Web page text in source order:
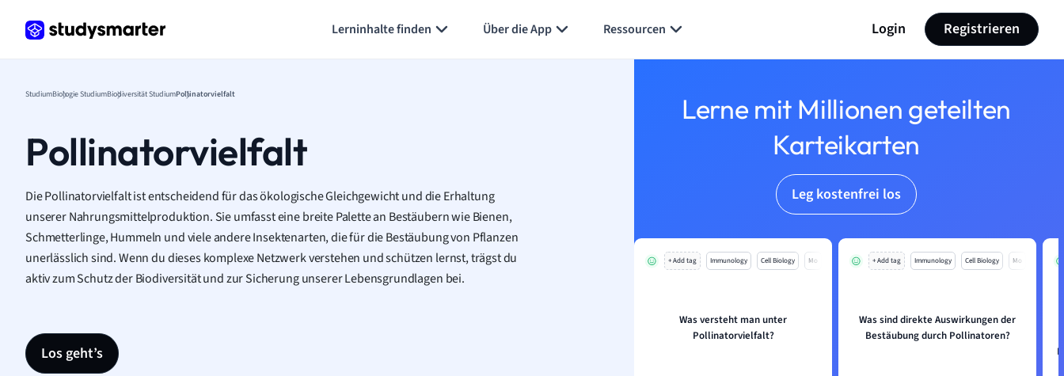
Lerninhalte finden Über die App Ressourcen Login Registrieren
StudiumBiologie StudiumBiodiversität StudiumPollinatorvielfalt
Pollinatorvielfalt
Die Pollinatorvielfalt ist entscheidend für das ökologische Gleichgewicht und die Erhaltung
unserer Nahrungsmittelproduktion. Sie umfasst eine breite Palette an Bestäubern wie Bienen,
Schmetterlinge, Hummeln und viele andere Insektenarten, die für die Bestäubung von Pflanzen
unerlässlich sind. Wenn du dieses komplexe Netzwerk verstehen und schützen lernst, trägst du
aktiv zum Schutz der Biodiversität und zur Sicherung unserer Lebensgrundlagen bei.
Los geht’s
Lerne mit Millionen geteilten
Karteikarten
Leg kostenfrei los
+ Add tag Immunology Cell Biology Mo
Was versteht man unter
Pollinatorvielfalt?
+ Add tag Immunology Cell Biology Mo
Was sind direkte Auswirkungen der
Bestäubung durch Pollinatoren?